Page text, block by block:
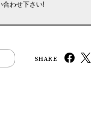
合わせ下さい!
SHARE